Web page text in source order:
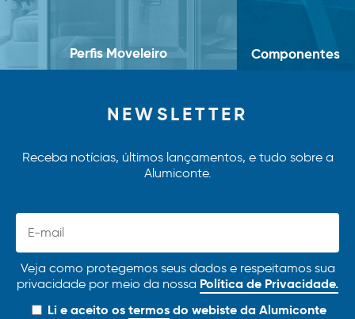
Componentes
Perfis Moveleiro
NEWSLETTER
Receba notícias, últimos lançamentos, e tudo sobre a
Alumiconte.
Veja como protegemos seus dados e respeitamos sua
privacidade por meio da nossa Política de Privacidade.
Li e aceito ostermosdo webiste da Alumiconte